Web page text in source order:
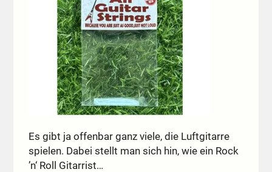
Es gibt ja offenbar ganz viele, die Luftgitarre
spielen. Dabei stellt man sich hin, wie ein Rock
’n‘ Roll Gitarrist…